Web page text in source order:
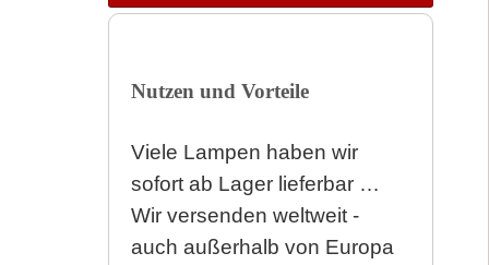
Nutzen und Vorteile
Viele Lampen haben wir
sofort ab Lager lieferbar …
Wir versenden weltweit -
auch außerhalb von Europa